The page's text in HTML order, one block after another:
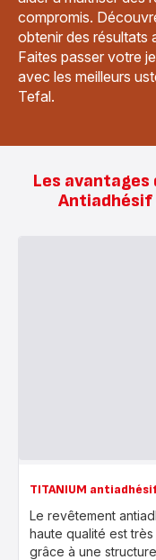
compromis.
obtenir des résultats
Faites passer votre
avec les meilleurs
Tefal.
Les avantages
TITANIUM
Le revêtement
haute qualité est très
grâce à une